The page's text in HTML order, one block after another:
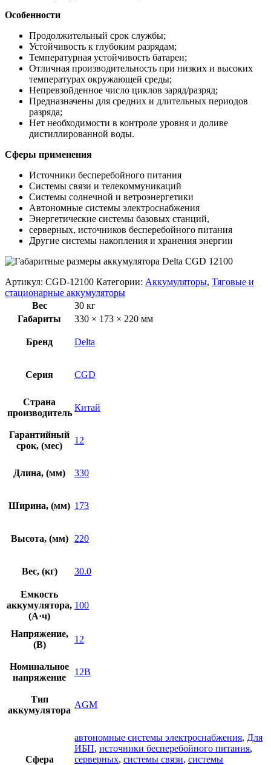
Особенности
Продолжительный срок службы;
Устойчивость к глубоким разрядам;
Температурная устойчивость батареи;
Отличная производительность при низких и высоких
температурах окружающей среды;
Непревзойденное число циклов заряд/разряд;
Предназначены для средних и длительных периодов
разряда;
Нет необходимости в контроле уровня и доливе
дистиллированной воды.
Cферы применения
Источники бесперебойного питания
Системы связи и телекоммуникаций
Системы солнечной и ветроэнергетики
Автономные системы электроснабжения
Энергетические системы базовых станций,
серверных, источников бесперебойного питания
Другие системы накопления и хранения энергии
Артикул: CGD-12100 Категории: Аккумуляторы, Тяговые и
стационарные аккумуляторы
Вес
30 кг
Габариты
330 × 173 × 220 мм
Бренд Delta
Серия CGD
Страна
производитель
Китай
Гарантийный
срок, (мес)
12
Длина, (мм) 330
Ширина, (мм) 173
Высота, (мм) 220
Вес, (кг) 30.0
Емкость
аккумулятора,
(А·ч)
100
Напряжение,
(В)
12
Номинальное
напряжение
12В
Тип
аккумулятора
AGM
Сфера
автономные системы электроснабжения, Для
ИБП, источники бесперебойного питания,
серверных, системы связи, системы